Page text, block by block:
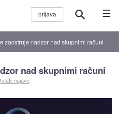
☰
zaostruje nadzor nad skupnimi računi
nad skupnimi računi
najave